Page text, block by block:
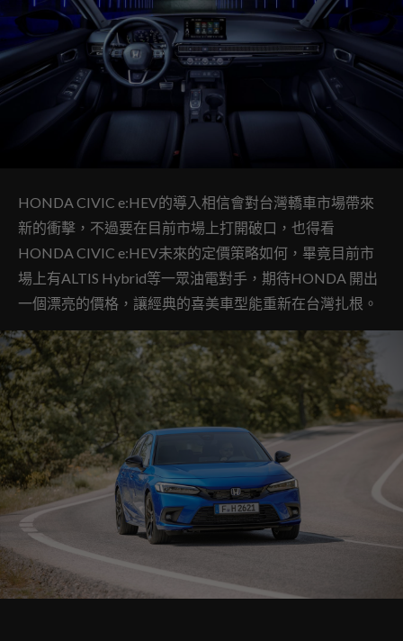
HONDA CIVIC e:HEV的導入相信會對台灣轎車市場帶來
新的衝擊，不過要在目前市場上打開破口，也得看
HONDA CIVIC e:HEV未來的定價策略如何，畢竟目前市
場上有ALTIS Hybrid等一眾油電對手，期待HONDA 開出
一個漂亮的價格，讓經典的喜美車型能重新在台灣扎根。